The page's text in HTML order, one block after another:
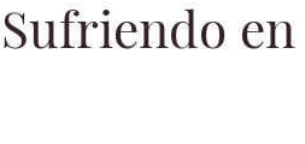
Sufriendo